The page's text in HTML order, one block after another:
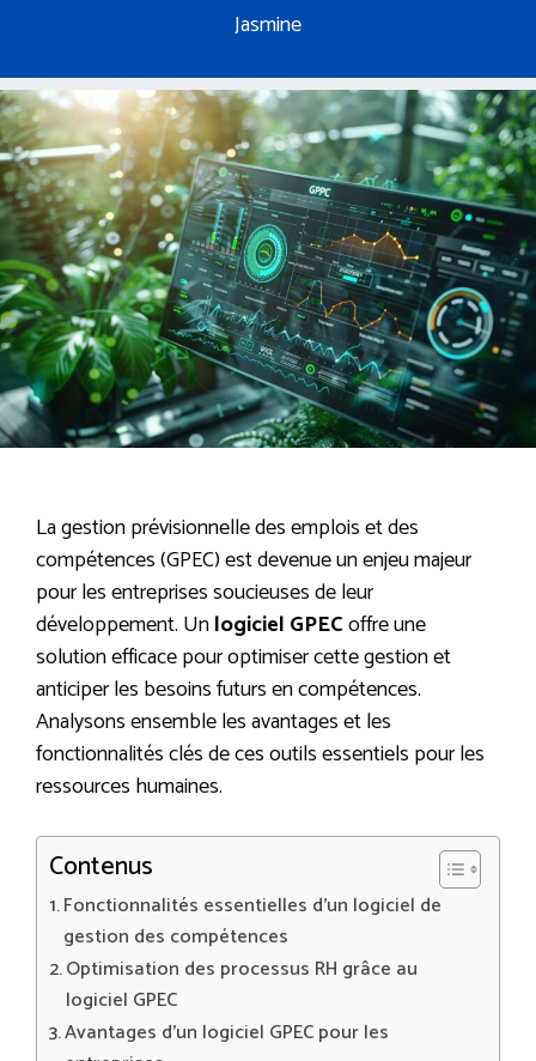
Jasmine
La gestion prévisionnelle des emplois et des
compétences (GPEC) est devenue un enjeu majeur
pour les entreprises soucieuses de leur
développement. Unlogiciel GPECoffre une
solution efficace pour optimiser cette gestion et
anticiper les besoins futurs en compétences.
Analysons ensemble les avantages et les
fonctionnalités clés de ces outils essentiels pour les
ressources humaines.
Contenus
Fonctionnalités essentielles d’un logiciel de
gestion des compétences
Optimisation des processus RH grâce au
logiciel GPEC
Avantages d’un logiciel GPEC pour les